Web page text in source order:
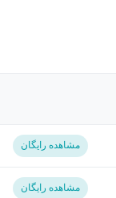
مشاهده رایگان
مشاهده رایگان